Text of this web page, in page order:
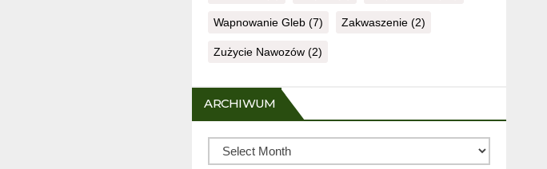
Wapnowanie Gleb (7) Zakwaszenie (2)
Zużycie Nawozów (2)
ARCHIWUM
Archiwum